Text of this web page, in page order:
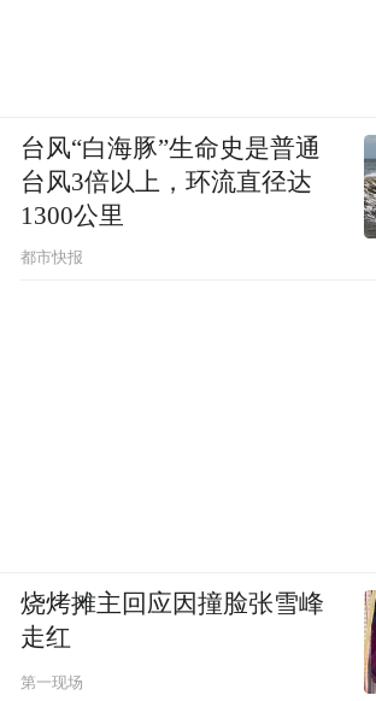
台风“白海豚”生命史是普通
台风3倍以上，环流直径达
1300公里
都市快报
烧烤摊主回应因撞脸张雪峰
走红
第一现场